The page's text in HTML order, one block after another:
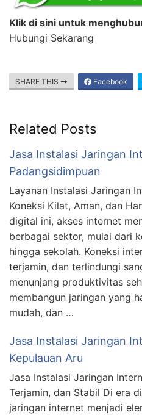
Klik di sini untuk
Hubungi Sekarang
SHARE THIS Facebook
Related Posts
Jasa Instalasi Jaringan
Padangsidimpuan
Layanan Instalasi Jaringan
Koneksi Kilat, Aman, dan
digital ini, akses internet
berbagai sektor, mulai dari
hingga sekolah. Koneksi
terjamin, dan terlindungi
menunjang produktivitas
membangun jaringan yang
mudah, dan …
Jasa Instalasi Jaringan
Kepulauan Aru
Jasa Instalasi Jaringan
Terjamin, dan Stabil Di era
jaringan internet menjadi